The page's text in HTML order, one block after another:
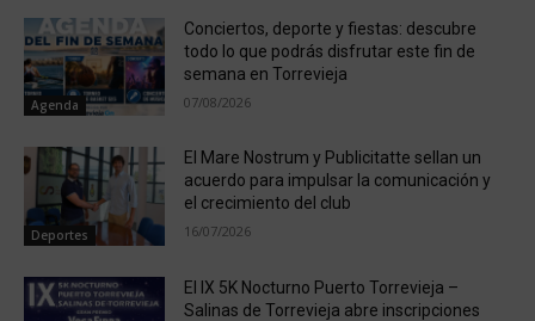
Agenda
Conciertos, deporte y fiestas: descubre
todo lo que podrás disfrutar este fin de
semana en Torrevieja
07/08/2026
Deportes
El Mare Nostrum y Publicitatte sellan un
acuerdo para impulsar la comunicación y
el crecimiento del club
16/07/2026
El IX 5K Nocturno Puerto Torrevieja –
Salinas de Torrevieja abre inscripciones